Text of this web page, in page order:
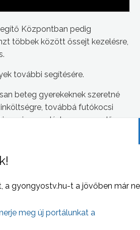
Központban pedig
többek között őssejt kezelésre,
további segítésére.
beteg gyerekeknek szeretné
továbbá futókocsi
sorvadásban szenvedő
2018-ban a Budapest
lesz.
a gyongyostv.hu-t a jövőben már
meg új portálunkat a